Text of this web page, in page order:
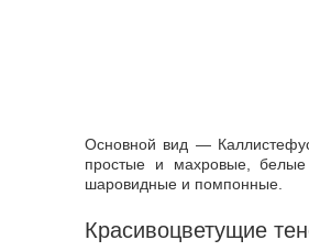
Основной вид —
простые и махровые,
шаровидные и помпонные.
Красивоцветущие